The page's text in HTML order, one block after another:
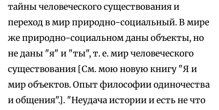
тайны человеческого существования и
переход в мир природно-социальный. В мире
же природно-социальном даны объекты, но
не даны "я" и "ты", т. е. мир человеческого
существования [См. мою новую книгу "Я и
мир объектов. Опыт философии одиночества
и общения".]. "Неудача истории и есть не что